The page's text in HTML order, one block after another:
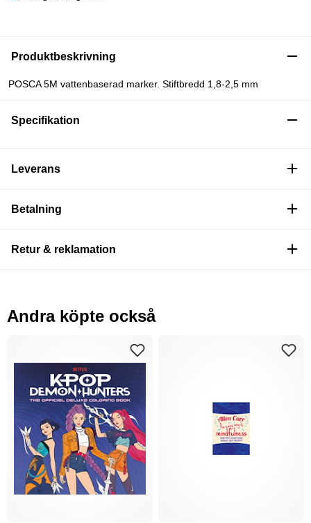
Produktbeskrivning
POSCA 5M vattenbaserad marker. Stiftbredd 1,8-2,5 mm
Specifikation
Leverans
Betalning
Retur & reklamation
Andra köpte också